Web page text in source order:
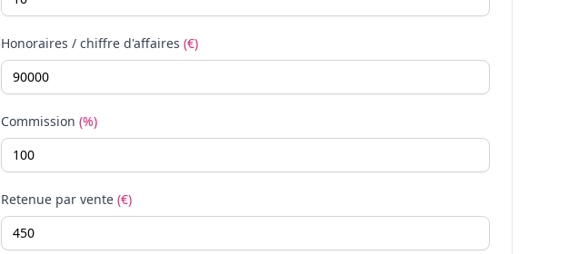
Honoraires / chiffre d'affaires (€)
Commission (%)
Retenue par vente (€)